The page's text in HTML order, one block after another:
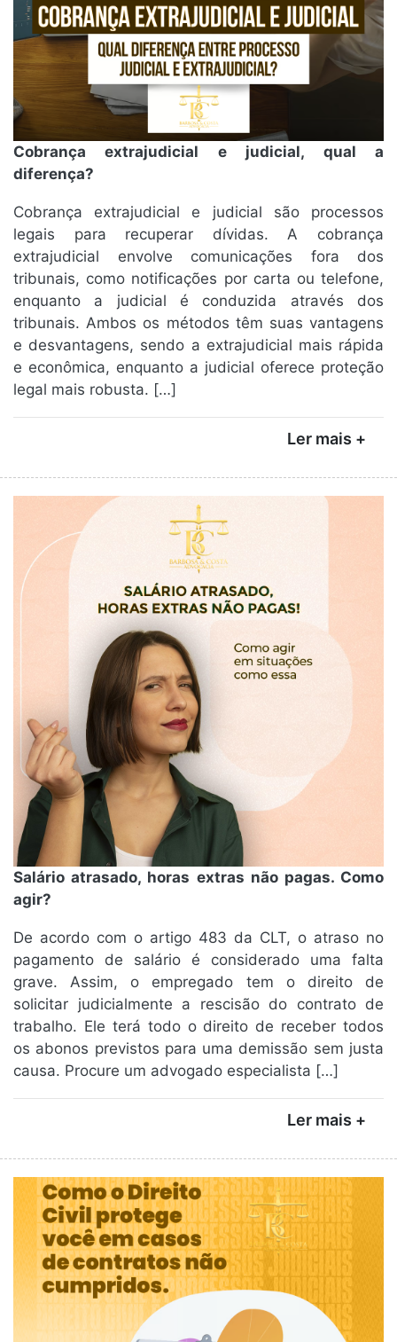
Cobrança extrajudicial e judicial, qual a
diferença?
Cobrança extrajudicial e judicial são processos
legais para recuperar dívidas. A cobrança
extrajudicial envolve comunicações fora dos
tribunais, como notificações por carta ou telefone,
enquanto a judicial é conduzida através dos
tribunais. Ambos os métodos têm suas vantagens
e desvantagens, sendo a extrajudicial mais rápida
e econômica, enquanto a judicial oferece proteção
legal mais robusta. […]
Ler mais +
Salário atrasado, horas extras não pagas. Como
agir?
De acordo com o artigo 483 da CLT, o atraso no
pagamento de salário é considerado uma falta
grave. Assim, o empregado tem o direito de
solicitar judicialmente a rescisão do contrato de
trabalho. Ele terá todo o direito de receber todos
os abonos previstos para uma demissão sem justa
causa. Procure um advogado especialista […]
Ler mais +